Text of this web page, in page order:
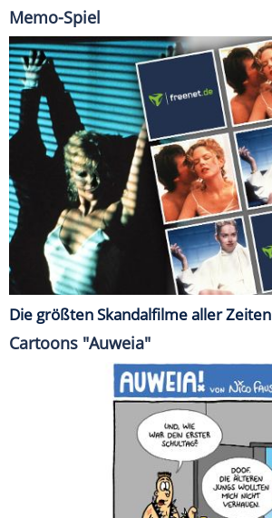
Memo-Spiel
Die größten Skandalfilme aller Zeiten
Cartoons "Auweia"